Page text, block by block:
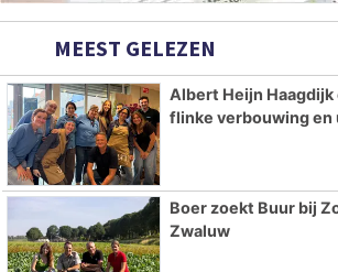
MEEST GELEZEN
Albert Heijn
flinke verbouwing
Boer zoekt Buur bij
Zwaluw